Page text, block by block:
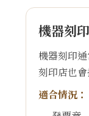
機器刻
機器刻印
刻印店也
適合情況：